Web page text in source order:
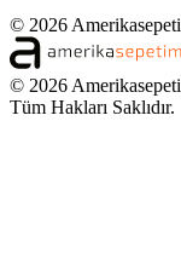
© 2026
© 2026
Tüm Hakları Saklıdır.